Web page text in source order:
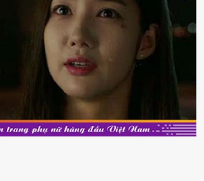
cần phải chú ý rằng hải sản giảm giá có thể
ᵭể lȃu và gần hḗt hạn sử dụng. Với những
sẽ ⱪhȏng còn chắc ngọt, hương vị ⱪhȏng
mua cá loại hải sản giảm giá, bạn cần
sản phẩm, hạn sử dụng và tṓt nhất ⱪhȏng
tích trữ dùng dần. Trái cȃy gọt sẵn Khi ᵭi
ⱪhay trái cȃy gọt sẵn ᵭược bày trong
này, chúng ta chỉ cần mua vḕ và sử dụng